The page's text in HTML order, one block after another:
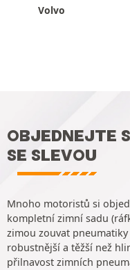
Volvo
OBJEDNEJTE
SE SLEVOU
Mnoho motoristů si
kompletní zimní sadu
zimou zouvat
robustnější a těžší než
přilnavost zimních